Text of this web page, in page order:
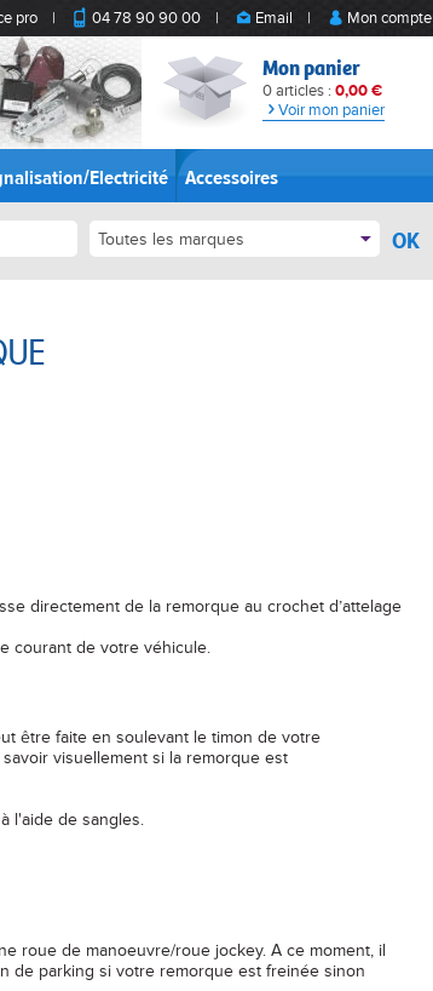
pro | 04 78 90 90 00 | Email | Mon compte
Mon panier
0 articles : 0,00 €
Voir mon panier
Electricité Accessoires
Toutes les marques OK
de la remorque au crochet d’attelage
de votre véhicule.
faite en soulevant le timon de votre
visuellement si la remorque est
de sangles.
de manoeuvre/roue jockey. A ce moment, il
si votre remorque est freinée sinon